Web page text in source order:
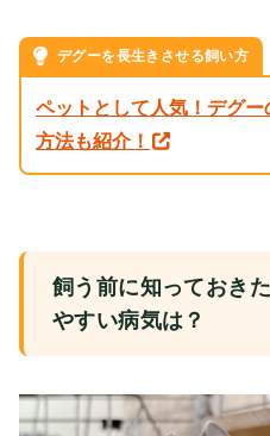
デグーを長生きさせる飼い方
ペットとして人気！デグ
方法も紹介！
飼う前に知っておき
やすい病気は？